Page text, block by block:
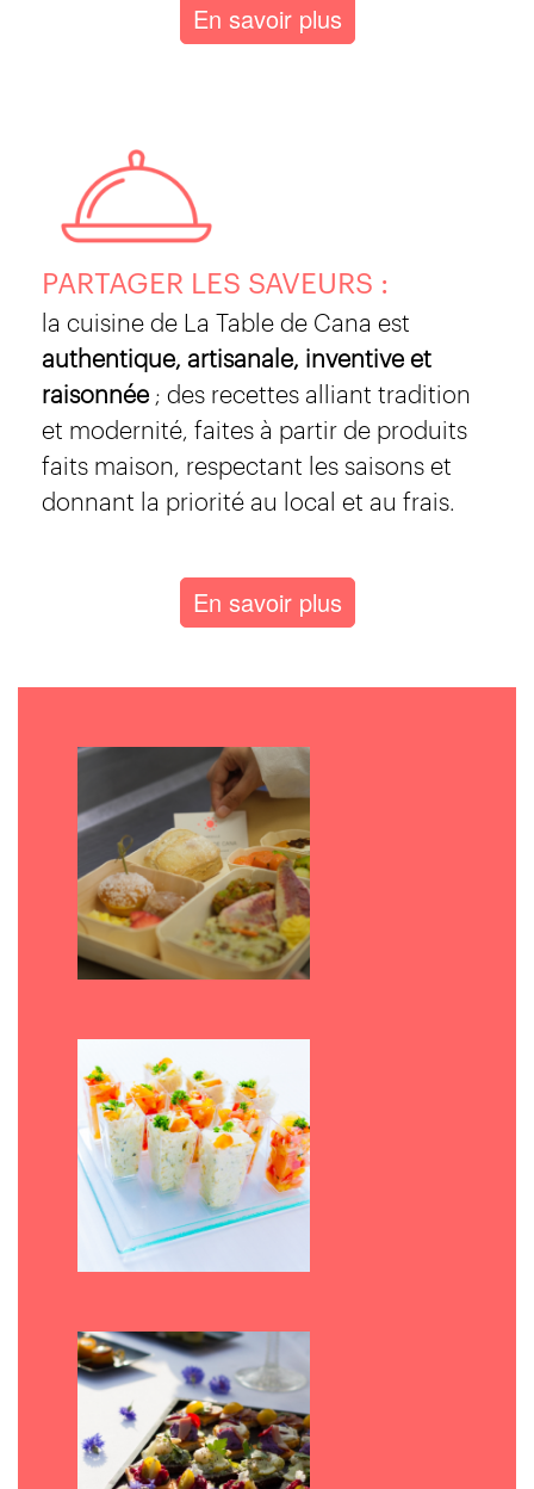
En savoir plus
PARTAGER LES SAVEURS :
la cuisine de La Table de Cana est
authentique, artisanale, inventive et
raisonnée ; des recettes alliant tradition
et modernité, faites à partir de produits
faits maison, respectant les saisons et
donnant la priorité au local et au frais.
En savoir plus